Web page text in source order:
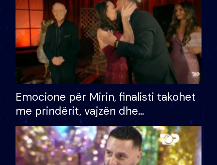
Emocione për Mirin, finalisti takohet
me prindërit, vajzën dhe
bashkëshorten: S’kemi ndonjë letër
divorci apo jo?